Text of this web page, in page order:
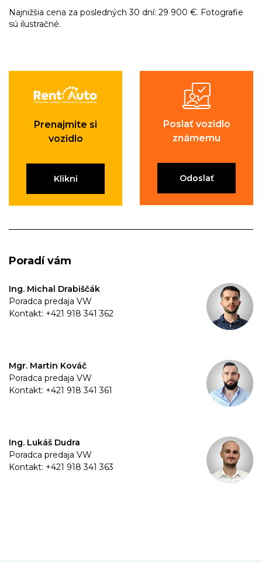
Najnižšia cena za posledných 30 dní: 29 900 €. Fotografie
sú ilustračné.
Prenajmite si
vozidlo
Klikni
Poslať vozidlo
známemu
Odoslať
Poradí vám
Ing. Michal Drabiščák
Poradca predaja VW
Kontakt: +421 918 341 362
Mgr. Martin Kováč
Poradca predaja VW
Kontakt: +421 918 341 361
Ing. Lukáš Dudra
Poradca predaja VW
Kontakt: +421 918 341 363